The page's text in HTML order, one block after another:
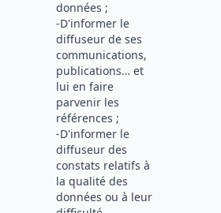
données ;
-D'informer le
diffuseur de ses
communications,
publications… et
lui en faire
parvenir les
références ;
-D'informer le
diffuseur des
constats relatifs à
la qualité des
données ou à leur